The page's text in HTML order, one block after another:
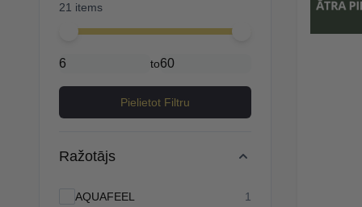
21 items
Minimal price
Maximum price
to
Pielietot Filtru
Ražotājs
AQUAFEEL 1